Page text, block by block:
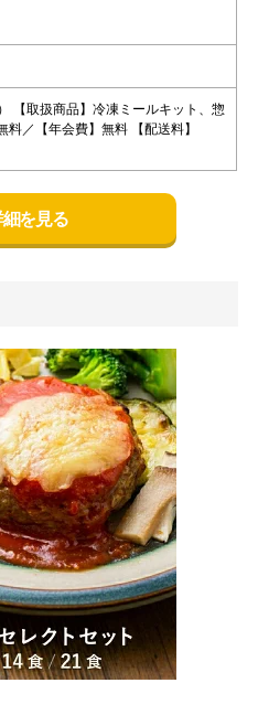
【取扱商品】冷凍ミールキット、惣
／【年会費】無料 【配送料】
を見る